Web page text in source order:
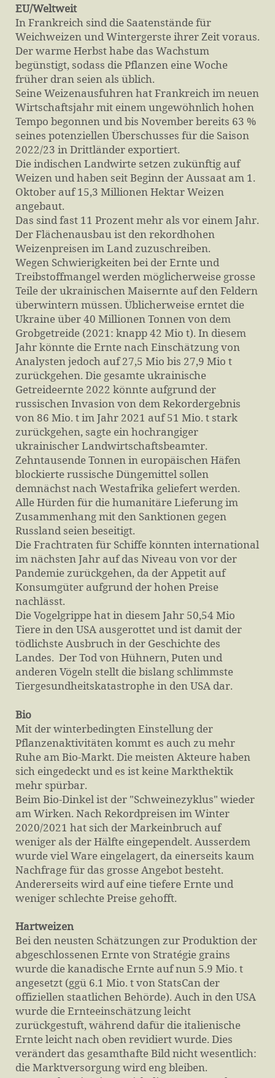
EU/Weltweit
In Frankreich sind die Saatenstände für
Weichweizen und Wintergerste ihrer Zeit voraus.
Der warme Herbst habe das Wachstum
begünstigt, sodass die Pflanzen eine Woche
früher dran seien als üblich.
Seine Weizenausfuhren hat Frankreich im neuen
Wirtschaftsjahr mit einem ungewöhnlich hohen
Tempo begonnen und bis November bereits 63 %
seines potenziellen Überschusses für die Saison
2022/23 in Drittländer exportiert.
Die indischen Landwirte setzen zukünftig auf
Weizen und haben seit Beginn der Aussaat am 1.
Oktober auf 15,3 Millionen Hektar Weizen
angebaut.
Das sind fast 11 Prozent mehr als vor einem Jahr.
Der Flächenausbau ist den rekordhohen
Weizenpreisen im Land zuzuschreiben.
Wegen Schwierigkeiten bei der Ernte und
Treibstoffmangel werden möglicherweise grosse
Teile der ukrainischen Maisernte auf den Feldern
überwintern müssen. Üblicherweise erntet die
Ukraine über 40 Millionen Tonnen von dem
Grobgetreide (2021: knapp 42 Mio t). In diesem
Jahr könnte die Ernte nach Einschätzung von
Analysten jedoch auf 27,5 Mio bis 27,9 Mio t
zurückgehen. Die gesamte ukrainische
Getreideernte 2022 könnte aufgrund der
russischen Invasion von dem Rekordergebnis
von 86 Mio. t im Jahr 2021 auf 51 Mio. t stark
zurückgehen, sagte ein hochrangiger
ukrainischer Landwirtschaftsbeamter.
Zehntausende Tonnen in europäischen Häfen
blockierte russische Düngemittel sollen
demnächst nach Westafrika geliefert werden.
Alle Hürden für die humanitäre Lieferung im
Zusammenhang mit den Sanktionen gegen
Russland seien beseitigt.
Die Frachtraten für Schiffe könnten international
im nächsten Jahr auf das Niveau von vor der
Pandemie zurückgehen, da der Appetit auf
Konsumgüter aufgrund der hohen Preise
nachlässt.
Die Vogelgrippe hat in diesem Jahr 50,54 Mio
Tiere in den USA ausgerottet und ist damit der
tödlichste Ausbruch in der Geschichte des
Landes. Der Tod von Hühnern, Puten und
anderen Vögeln stellt die bislang schlimmste
Tiergesundheitskatastrophe in den USA dar.
Bio
Mit der winterbedingten Einstellung der
Pflanzenaktivitäten kommt es auch zu mehr
Ruhe am Bio-Markt. Die meisten Akteure haben
sich eingedeckt und es ist keine Markthektik
mehr spürbar.
Beim Bio-Dinkel ist der "Schweinezyklus" wieder
am Wirken. Nach Rekordpreisen im Winter
2020/2021 hat sich der Markeinbruch auf
weniger als der Hälfte eingependelt. Ausserdem
wurde viel Ware eingelagert, da einerseits kaum
Nachfrage für das grosse Angebot besteht.
Andererseits wird auf eine tiefere Ernte und
weniger schlechte Preise gehofft.
Hartweizen
Bei den neusten Schätzungen zur Produktion der
abgeschlossenen Ernte von Stratégie grains
wurde die kanadische Ernte auf nun 5.9 Mio. t
angesetzt (ggü 6.1 Mio. t von StatsCan der
offiziellen staatlichen Behörde). Auch in den USA
wurde die Ernteeinschätzung leicht
zurückgestuft, während dafür die italienische
Ernte leicht nach oben revidiert wurde. Dies
verändert das gesamthafte Bild nicht wesentlich:
die Marktversorgung wird eng bleiben.